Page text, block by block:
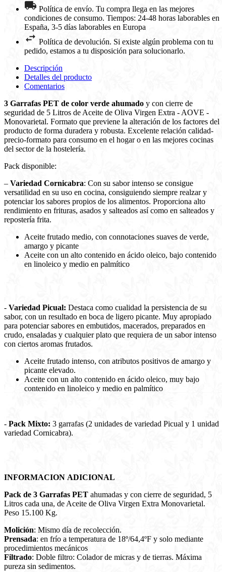
Política de envío. Tu compra llega en las mejores
condiciones de consumo. Tiempos: 24-48 horas laborables en
España, 3-5 días laborables en Europa
Política de devolución. Si existe algún problema con tu
pedido, estamos a tu disposición para solucionarlo.
Descripción
Detalles del producto
Comentarios
3 Garrafas PET de color verde ahumado y con cierre de
seguridad de 5 Litros de Aceite de Oliva Virgen Extra - AOVE -
Monovarietal. Formato que previene la alteración de los factores del
producto de forma duradera y robusta. Excelente relación calidad-
precio-formato para consumo en el hogar o en las mejores cocinas
del sector de la hostelería.
Pack disponible:
– Variedad Cornicabra: Con su sabor intenso se consigue
versatilidad en su uso en cocina, consiguiendo siempre realzar y
potenciar los sabores propios de los alimentos. Proporciona alto
rendimiento en frituras, asados y salteados así como en salteados y
repostería frita.
Aceite frutado medio, con connotaciones suaves de verde,
amargo y picante
Aceite con un alto contenido en ácido oleico, bajo contenido
en linoleico y medio en palmítico
- Variedad Picual: Destaca como cualidad la persistencia de su
sabor, con un resultado en boca de ligero picante. Muy apropiado
para potenciar sabores en embutidos, macerados, preparados en
crudo, ensaladas y cualquier plato que requiera de un sabor intenso
con ciertos aromas frutados.
Aceite frutado intenso, con atributos positivos de amargo y
picante elevado.
Aceite con un alto contenido en ácido oleico, muy bajo
contenido en linoleico y medio en palmítico
- Pack Mixto: 3 garrafas (2 unidades de variedad Picual y 1 unidad
variedad Cornicabra).
INFORMACION ADICIONAL
Pack de 3 Garrafas PET ahumadas y con cierre de seguridad, 5
Litros cada una, de Aceite de Oliva Virgen Extra Monovarietal.
Peso 15.100 Kg.
Molición: Mismo día de recolección.
Prensada: en frío a temperatura de 18º/64,4ºF y solo mediante
procedimientos mecánicos
Filtrado: Doble filtro: Colador de micras y de tierras. Máxima
pureza sin sedimentos.